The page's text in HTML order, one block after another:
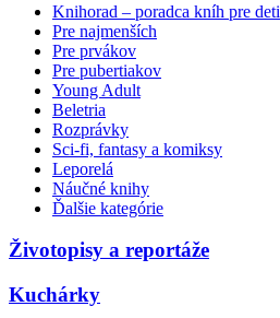
Knihorad – poradca kníh pre deti
Pre najmenších
Pre prvákov
Pre pubertiakov
Young Adult
Beletria
Rozprávky
Sci-fi, fantasy a komiksy
Leporelá
Náučné knihy
Ďalšie kategórie
Životopisy a reportáže
Kuchárky